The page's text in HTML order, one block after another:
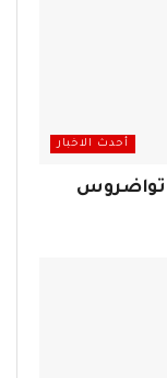
أحدث الاخبار
تواضروس